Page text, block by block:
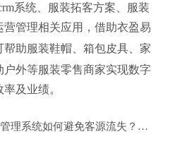
系统、服装拓客方案、服装
管理相关应用，借助衣盈易
帮助服装鞋帽、箱包皮具、家
户外等服装零售商家实现数字
及业绩。
理系统如何避免客源流失？服装行